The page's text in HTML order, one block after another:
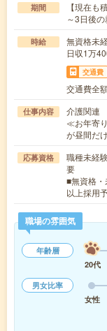
期間
【現在
～3日後
時給
無資格未
日収1万
交通費
交通費全
仕事内容
介護関連
≪お年寄
が昼間だ
応募資格
職種未経
要
■無資格
以上採用
職場の雰囲気
年齢層
20代
男女比率
女性